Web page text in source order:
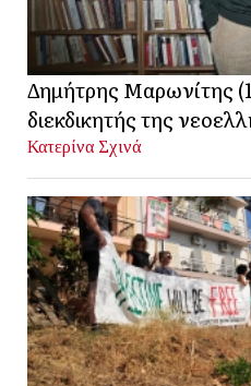
Δημήτρης Μαρωνίτης
διεκδικητής της
Κατερίνα Σχινά